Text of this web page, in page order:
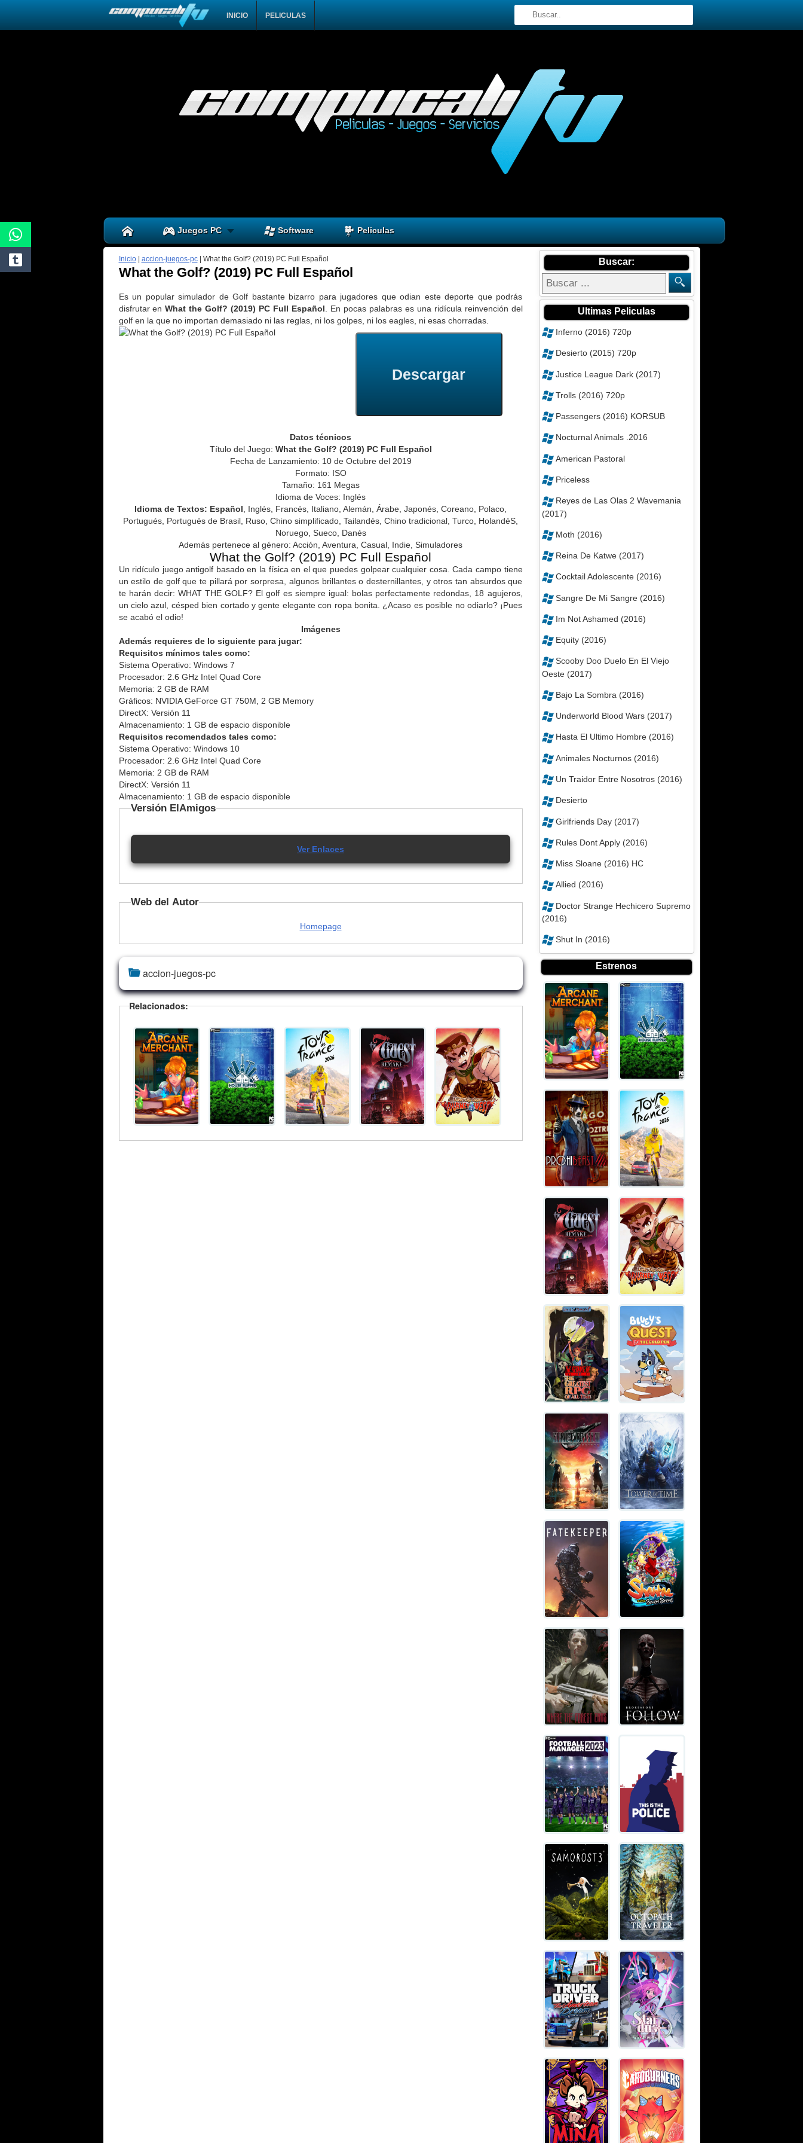
INICIO PELICULAS
Juegos PC Software Peliculas
Inicio| accion-juegos-pc| What the Golf? (2019) PC Full Español
What the Golf? (2019) PC Full Español
Es un popular simulador de Golf bastante bizarro para jugadores que odian este deporte que podrás
disfrutar enWhat the Golf? (2019) PC Full Español . En pocas palabras es una ridícula reinvención del
golf en la que no importan demasiado ni las reglas, ni los golpes, ni los eagles, ni esas chorradas.
Descargar
Datos técnicos
Título del Juego: What the Golf? (2019) PC Full Español
Fecha de Lanzamiento: 10 de Octubre del 2019
Formato: ISO
Tamaño: 161 Megas
Idioma de Voces: Inglés
Idioma de Textos: Español , Inglés, Francés, Italiano, Alemán, Árabe, Japonés, Coreano, Polaco,
Portugués, Portugués de Brasil, Ruso, Chino simplificado, Tailandés, Chino tradicional, Turco, HolandéS,
Noruego, Sueco, Danés
Además pertenece al género: Acción, Aventura, Casual, Indie, Simuladores
What the Golf? (2019) PC Full Español
Un ridículo juego antigolf basado en la física en el que puedes golpear cualquier cosa. Cada campo tiene
un estilo de golf que te pillará por sorpresa, algunos brillantes o desternillantes, y otros tan absurdos que
te harán decir: WHAT THE GOLF? El golf es siempre igual: bolas perfectamente redondas, 18 agujeros,
un cielo azul, césped bien cortado y gente elegante con ropa bonita. ¿Acaso es posible no odiarlo? ¡Pues
se acabó el odio!
Imágenes
Además requieres de lo siguiente para jugar:
Requisitos mínimos tales como:
Sistema Operativo: Windows 7
Procesador: 2.6 GHz Intel Quad Core
Memoria: 2 GB de RAM
Gráficos: NVIDIA GeForce GT 750M, 2 GB Memory
DirectX: Versión 11
Almacenamiento: 1 GB de espacio disponible
Requisitos recomendados tales como:
Sistema Operativo: Windows 10
Procesador: 2.6 GHz Intel Quad Core
Memoria: 2 GB de RAM
DirectX: Versión 11
Almacenamiento: 1 GB de espacio disponible
Versión ElAmigos
Ver Enlaces
Web del Autor
Homepage
accion-juegos-pc
Relacionados:
Buscar:
Ultimas Peliculas
Inferno (2016) 720p
Desierto (2015) 720p
Justice League Dark (2017)
Trolls (2016) 720p
Passengers (2016) KORSUB
Nocturnal Animals .2016
American Pastoral
Priceless
Reyes de Las Olas 2 Wavemania
(2017)
Moth (2016)
Reina De Katwe (2017)
Cocktail Adolescente (2016)
Sangre De Mi Sangre (2016)
Im Not Ashamed (2016)
Equity (2016)
Scooby Doo Duelo En El Viejo
Oeste (2017)
Bajo La Sombra (2016)
Underworld Blood Wars (2017)
Hasta El Ultimo Hombre (2016)
Animales Nocturnos (2016)
Un Traidor Entre Nosotros (2016)
Desierto
Girlfriends Day (2017)
Rules Dont Apply (2016)
Miss Sloane (2016) HC
Allied (2016)
Doctor Strange Hechicero Supremo
(2016)
Shut In (2016)
Estrenos